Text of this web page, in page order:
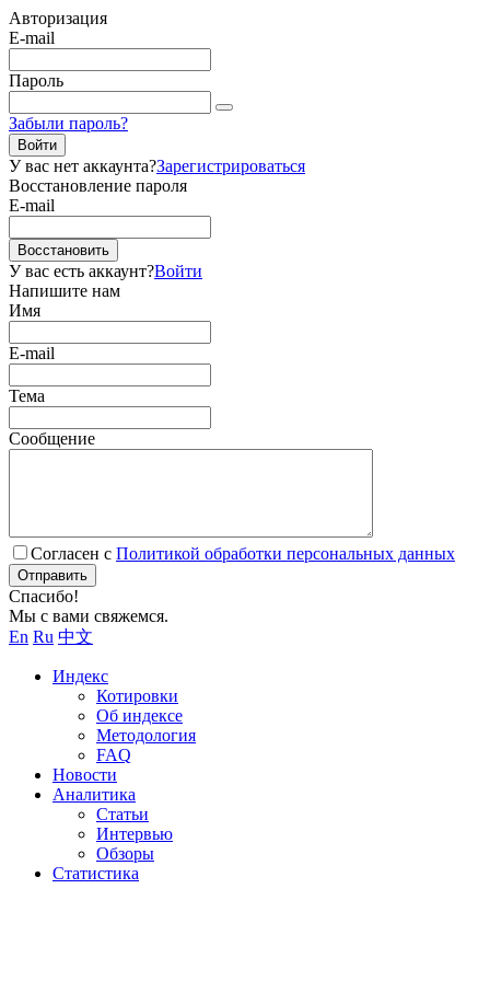
Авторизация
E-mail
Пароль
Забыли пароль?
Войти
У вас нет аккаунта?Зарегистрироваться
Восстановление пароля
E-mail
Восстановить
У вас есть аккаунт?Войти
Напишите нам
Имя
E-mail
Тема
Сообщение
Согласен с Политикой обработки персональных данных
Отправить
Спасибо!
Мы с вами свяжемся.
En Ru 中文
Индекс
Котировки
Об индексе
Методология
FAQ
Новости
Аналитика
Статьи
Интервью
Обзоры
Статистика